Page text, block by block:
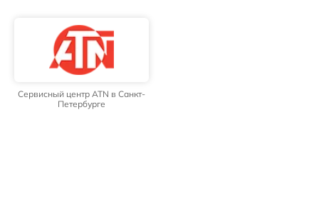
Сервисный центр ATN в Санкт-
Петербурге